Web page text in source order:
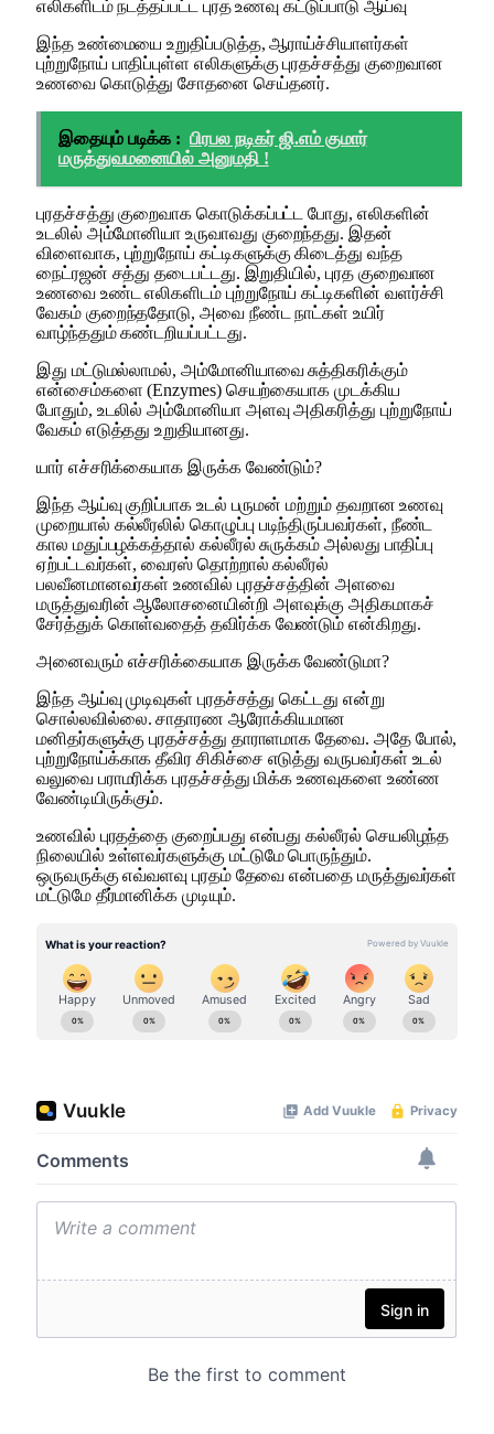
எலிகளிடம் நடத்தப்பட்ட புரத உணவு கட்டுப்பாடு ஆய்வு
இந்த உண்மையை உறுதிப்படுத்த, ஆராய்ச்சியாளர்கள்
புற்றுநோய் பாதிப்புள்ள எலிகளுக்கு புரதச்சத்து குறைவான
உணவை கொடுத்து சோதனை செய்தனர்.
இதையும் படிக்க : பிரபல நடிகர் ஜி.எம் குமார்
மருத்துவமனையில் அனுமதி !
புரதச்சத்து குறைவாக கொடுக்கப்பட்ட போது, எலிகளின்
உடலில் அம்மோனியா உருவாவது குறைந்தது. இதன்
விளைவாக, புற்றுநோய் கட்டிகளுக்கு கிடைத்து வந்த
நைட்ரஜன் சத்து தடைபட்டது. இறுதியில், புரத குறைவான
உணவை உண்ட எலிகளிடம் புற்றுநோய் கட்டிகளின் வளர்ச்சி
வேகம் குறைந்ததோடு, அவை நீண்ட நாட்கள் உயிர்
வாழ்ந்ததும் கண்டறியப்பட்டது.
இது மட்டுமல்லாமல், அம்மோனியாவை சுத்திகரிக்கும்
என்சைம்களை (Enzymes) செயற்கையாக முடக்கிய
போதும், உடலில் அம்மோனியா அளவு அதிகரித்து புற்றுநோய்
வேகம் எடுத்தது உறுதியானது.
யார் எச்சரிக்கையாக இருக்க வேண்டும்?
இந்த ஆய்வு குறிப்பாக உடல் பருமன் மற்றும் தவறான உணவு
முறையால் கல்லீரலில் கொழுப்பு படிந்திருப்பவர்கள், நீண்ட
கால மதுப்பழக்கத்தால் கல்லீரல் சுருக்கம் அல்லது பாதிப்பு
ஏற்பட்டவர்கள், வைரஸ் தொற்றால் கல்லீரல்
பலவீனமானவர்கள் உணவில் புரதச்சத்தின் அளவை
மருத்துவரின் ஆலோசனையின்றி அளவுக்கு அதிகமாகச்
சேர்த்துக் கொள்வதைத் தவிர்க்க வேண்டும் என்கிறது.
அனைவரும் எச்சரிக்கையாக இருக்க வேண்டுமா?
இந்த ஆய்வு முடிவுகள் புரதச்சத்து கெட்டது என்று
சொல்லவில்லை. சாதாரண ஆரோக்கியமான
மனிதர்களுக்கு புரதச்சத்து தாராளமாக தேவை. அதே போல்,
புற்றுநோய்க்காக தீவிர சிகிச்சை எடுத்து வருபவர்கள் உடல்
வலுவை பராமரிக்க புரதச்சத்து மிக்க உணவுகளை உண்ண
வேண்டியிருக்கும்.
உணவில் புரதத்தை குறைப்பது என்பது கல்லீரல் செயலிழந்த
நிலையில் உள்ளவர்களுக்கு மட்டுமே பொருந்தும்.
ஒருவருக்கு எவ்வளவு புரதம் தேவை என்பதை மருத்துவர்கள்
மட்டுமே தீர்மானிக்க முடியும்.